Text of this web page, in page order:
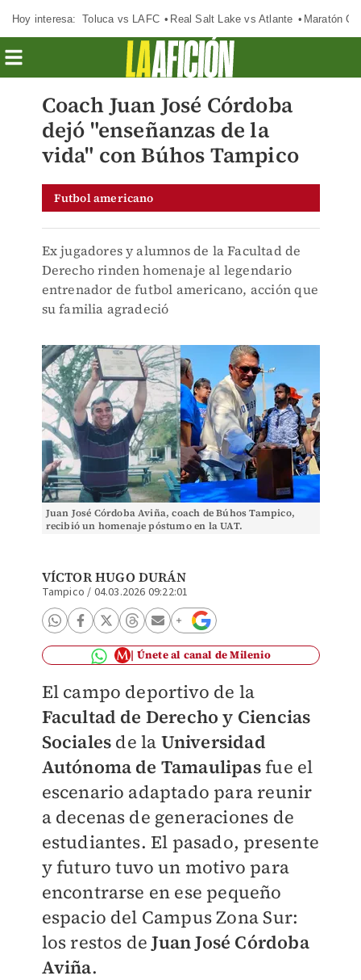
Hoy interesa: Toluca vs LAFC Real Salt Lake vs Atlante Maratón
Coach Juan José Córdoba
dejó "enseñanzas de la
vida" con Búhos Tampico
Futbol americano
Ex jugadores y alumnos de la Facultad de
Derecho rinden homenaje al legendario
entrenador de futbol americano, acción que
su familia agradeció
Juan José Córdoba Aviña, coach de Búhos Tampico,
recibió un homenaje póstumo en la UAT.
VÍCTOR HUGO DURÁN
Tampico / 04.03.2026 09:22:01
Únete al canal de Milenio
El campo deportivo de la
Facultad de Derecho y Ciencias
Sociales de la Universidad
Autónoma de Tamaulipasfue el
escenario adaptado para reunir
a decenas de generaciones de
estudiantes. El pasado, presente
y futuro tuvo un motivo para
encontrarse en ese pequeño
espacio del Campus Zona Sur:
los restos deJuan José Córdoba
Aviña.